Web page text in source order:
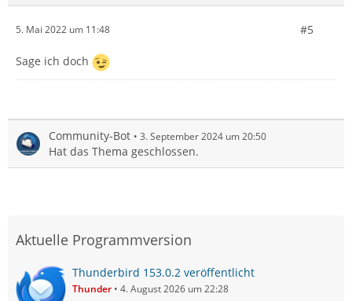
5. Mai 2022 um 11:48 #5
Sage ich doch
Community-Bot 3. September 2024 um 20:50
Hat das Thema geschlossen.
Aktuelle Programmversion
Thunderbird 153.0.2 veröffentlicht
Thunder 4. August 2026 um 22:28